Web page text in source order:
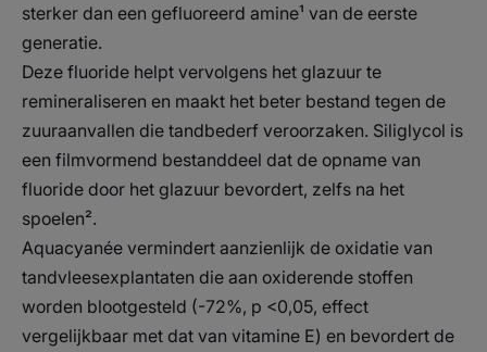
*in vitro test uitgevoerd bij 1350 ppm, vergeleken met mineraal fluoride.
* In vitro test uitgevoerd bij 1350 ppm, vergeleken met een minerale
fluoride.
sterker dan een gefluoreerd amine¹ van de eerste
generatie.
Deze fluoride helpt vervolgens het glazuur te
remineraliseren en maakt het beter bestand tegen de
zuuraanvallen die tandbederf veroorzaken. Siliglycol is
een filmvormend bestanddeel dat de opname van
fluoride door het glazuur bevordert, zelfs na het
spoelen².
Aquacyanée vermindert aanzienlijk de oxidatie van
tandvleesexplantaten die aan oxiderende stoffen
worden blootgesteld (-72%, p <0,05, effect
vergelijkbaar met dat van vitamine E) en bevordert de